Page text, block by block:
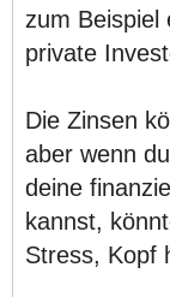
zum Beispiel
private
Die Zinsen
aber wenn
deine
kannst,
Stress, Kopf